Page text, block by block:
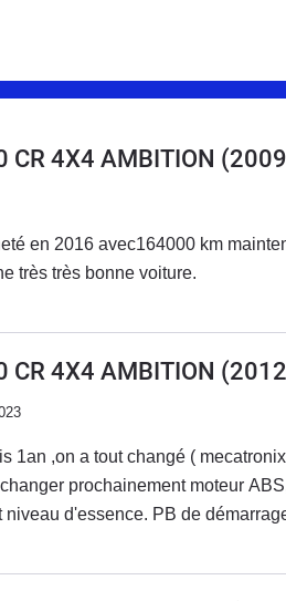
CR 4X4 AMBITION
2016 avec164000 km maintenant en
très très bonne voiture.
CR 4X4 AMBITION
1an ,on a tout changé (
prochainement moteur
niveau d'essence. PB de
pas, c grave de ne pas pouvoir